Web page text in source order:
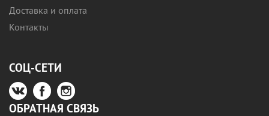
Доставка и оплата
Контакты
СОЦ-СЕТИ
ОБРАТНАЯ СВЯЗЬ